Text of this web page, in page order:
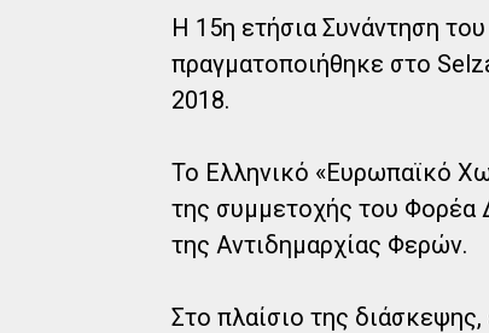
Η 15η ετήσια Συνάντηση
πραγματοποιήθηκε στο
2018.
Το Ελληνικό «Ευρωπαϊκό
της συμμετοχής του Φορέα
της Αντιδημαρχίας Φερών.
Στο πλαίσιο της